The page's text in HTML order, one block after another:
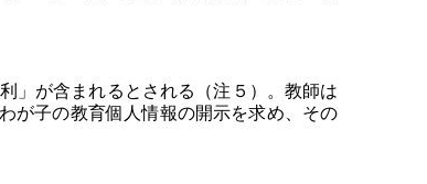
」が含まれるとされる（注５）。教師は
が子の教育個人情報の開示を求め、その